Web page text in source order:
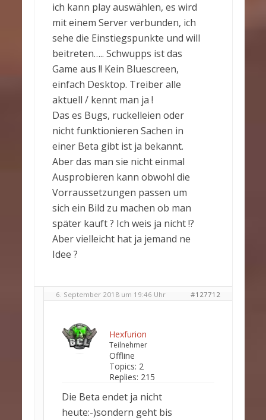
ich kann play auswählen, es wird
mit einem Server verbunden, ich
sehe die Einstiegspunkte und will
beitreten….. Schwupps ist das
Game aus !! Kein Bluescreen,
einfach Desktop. Treiber alle
aktuell / kennt man ja !
Das es Bugs, ruckelleien oder
nicht funktionieren Sachen in
einer Beta gibt ist ja bekannt.
Aber das man sie nicht einmal
Ausprobieren kann obwohl die
Vorraussetzungen passen um
sich ein Bild zu machen ob man
später kauft ? Ich weis ja nicht !?
Aber vielleicht hat ja jemand ne
Idee ?
6. September 2018 um 19:46 Uhr #127712
Hexfurion
Teilnehmer
Offline
Topics: 2
Replies: 215
Die Beta endet ja nicht
heute:-)sondern geht bis